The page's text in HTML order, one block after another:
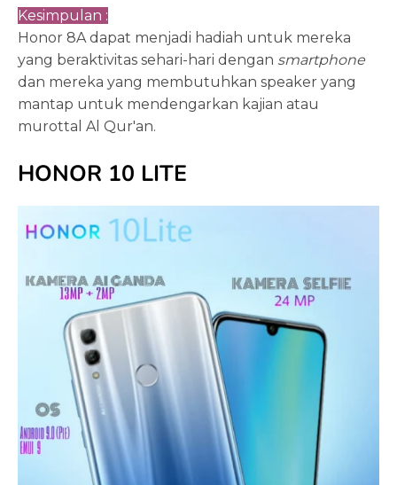
Kesimpulan :
Honor 8A dapat menjadi hadiah untuk mereka
yang beraktivitas sehari-hari dengan smartphone
dan mereka yang membutuhkan speaker yang
mantap untuk mendengarkan kajian atau
murottal Al Qur'an.
HONOR 10 LITE